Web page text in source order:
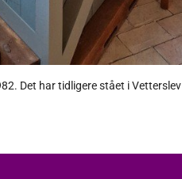
Det har tidligere stået i